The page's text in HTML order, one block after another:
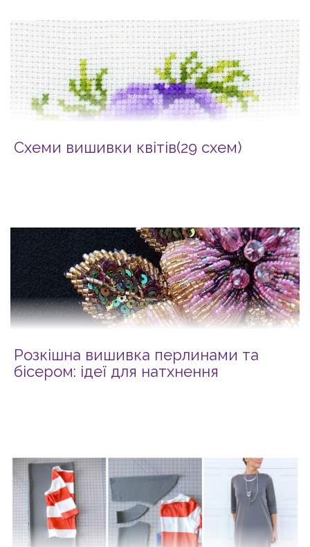
Схеми вишивки квітів(29 схем)
Розкішна вишивка перлинами та
бісером: ідеї для натхнення